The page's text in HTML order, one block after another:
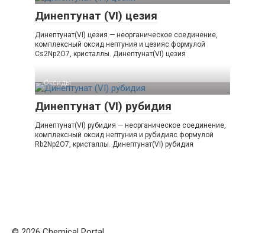
Динептунат (VI) цезия
Динептунат(VI) цезия — неорганическое соединение,
комплексный оксид нептуния и цезияс формулой
Cs2Np2O7, кристаллы. Динептунат​(VI)​ цезия
Оксиды‎
Динептунат (VI) рубидия
Динептунат(VI) рубидия — неорганическое соединение,
комплексный оксид нептуния и рубидияс формулой
Rb2Np2O7, кристаллы. Динептунат​(VI)​ рубидия